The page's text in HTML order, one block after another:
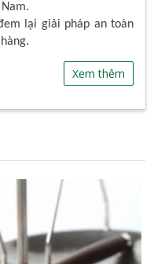
lại giải pháp an toàn
Xem thêm